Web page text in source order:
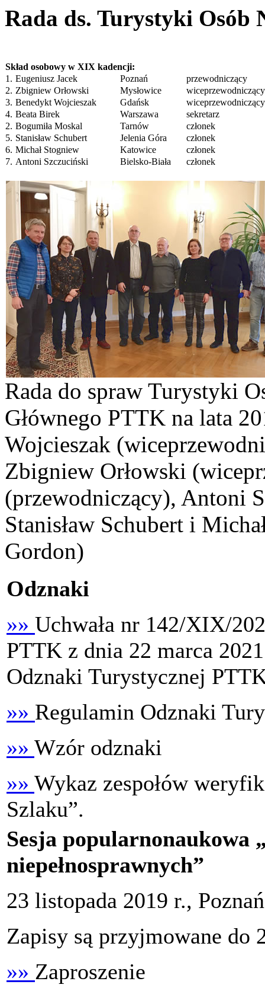
Rada ds. Turystyki Osób
Skład osobowy w XIX kadencji:
1. Eugeniusz Jacek Poznań
przewodniczący
2. Zbigniew Orłowski Mysłowice
wiceprzewodniczący
3. Benedykt Wojcieszak Gdańsk
wiceprzewodniczący
4. Beata Birek Warszawa
sekretarz
2. Bogumiła Moskal Tarnów
członek
5. Stanisław Schubert Jelenia Góra
członek
6. Michał Stogniew Katowice
członek
7. Antoni Szczuciński Bielsko-Biała członek
Rada do spraw Turystyki
Głównego PTTK na lata
Wojcieszak
Zbigniew Orłowski
(przewodniczący), Antoni
Stanisław Schubert i
Gordon)
Odznaki
»» Uchwała nr 142/XIX/
PTTK z dnia 22 marca
Odznaki Turystycznej
»» Regulamin Odznaki
»» Wzór odznaki
»» Wykaz zespołów
Szlaku”.
Sesja popularnonaukowa
niepełnosprawnych”
23 listopada 2019 r., Poznań
Zapisy są przyjmowane do
»» Zaproszenie